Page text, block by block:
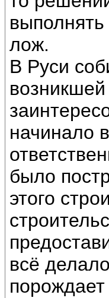
лож.
В Руси
начинало
было
этого
всё